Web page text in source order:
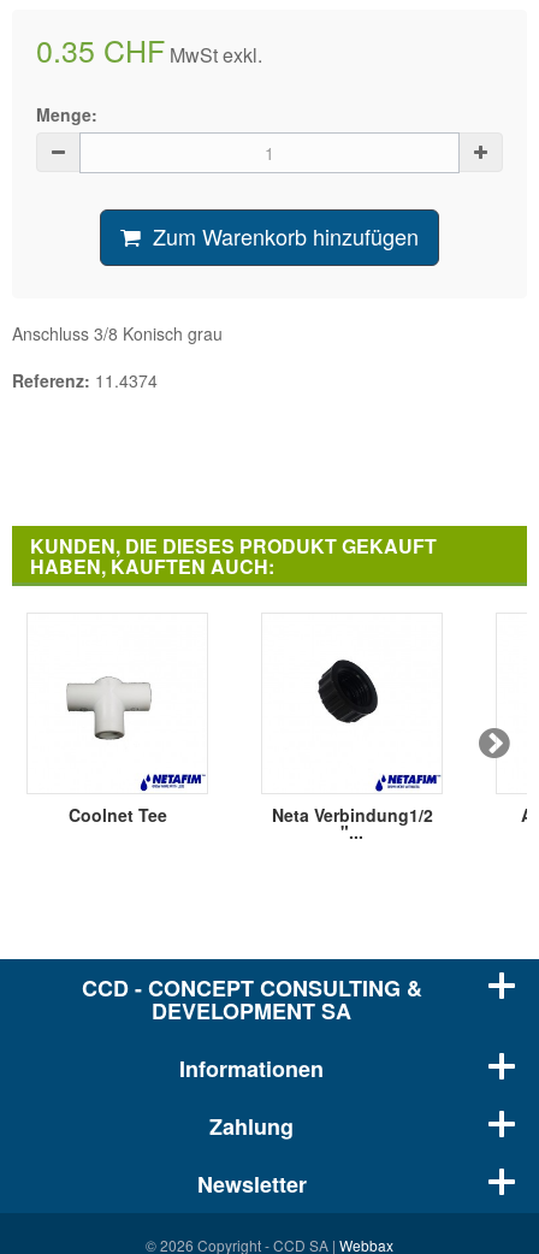
0.35 CHF MwSt exkl.
Menge:
Zum Warenkorb hinzufügen
Anschluss 3/8 Konisch grau
Referenz: 11.4374
KUNDEN, DIE DIESES PRODUKT GEKAUFT
HABEN, KAUFTEN AUCH:
Coolnet Tee Neta Verbindung1/2
"...
CCD - CONCEPT CONSULTING &
DEVELOPMENT SA
Informationen
© 2026 Copyright - CCD SA | Webbax
Zahlung
Newsletter